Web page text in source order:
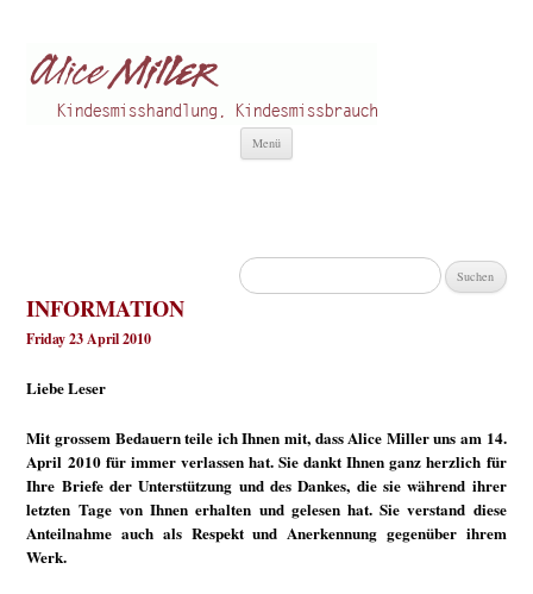
Menü
Suchen
nach:
INFORMATION
Friday 23 April 2010
Liebe Leser
Mit grossem Bedauern teile ich Ihnen mit, dass Alice Miller uns am 14.
April 2010 für immer verlassen hat. Sie dankt Ihnen ganz herzlich für
Ihre Briefe der Unterstützung und des Dankes, die sie während ihrer
letzten Tage von Ihnen erhalten und gelesen hat. Sie verstand diese
Anteilnahme auch als Respekt und Anerkennung gegenüber ihrem
Werk.